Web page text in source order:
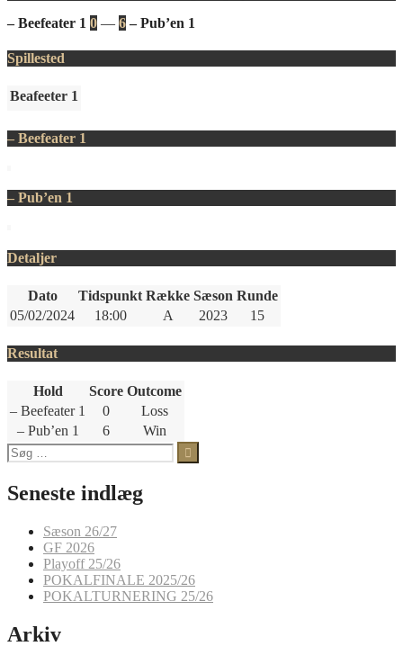
– Beefeater 1 0 — 6 – Pub’en 1
Spillested
Beafeeter 1
– Beefeater 1
– Pub’en 1
Detaljer
Dato Tidspunkt Række Sæson Runde
05/02/2024
18:00 A 2023 15
Resultat
Hold Score Outcome
– Beefeater 1
0
Loss
– Pub’en 1
6
Win
Søg
efter:
Seneste indlæg
Sæson 26/27
GF 2026
Playoff 25/26
POKALFINALE 2025/26
POKALTURNERING 25/26
Arkiv